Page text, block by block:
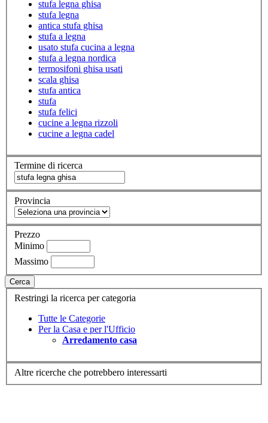
stufa legna ghisa
stufa legna
antica stufa ghisa
stufa a legna
usato stufa cucina a legna
stufa a legna nordica
termosifoni ghisa usati
scala ghisa
stufa antica
stufa
stufa felici
cucine a legna rizzoli
cucine a legna cadel
Termine di ricerca
Provincia
Prezzo
Minimo
Massimo
Cerca
Restringi la ricerca per categoria
Tutte le Categorie
Per la Casa e per l'Ufficio
Arredamento casa
Altre ricerche che potrebbero interessarti